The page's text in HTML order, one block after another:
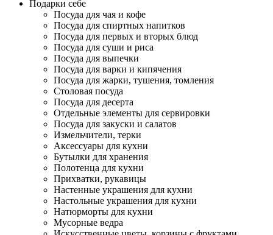
Подарки себе
Посуда для чая и кофе
Посуда для спиртных напитков
Посуда для первых и вторых блюд
Посуда для суши и риса
Посуда для выпечки
Посуда для варки и кипячения
Посуда для жарки, тушения, томления
Столовая посуда
Посуда для десерта
Отдельные элементы для сервировки
Посуда для закуски и салатов
Измельчители, терки
Аксессуары для кухни
Бутылки для хранения
Полотенца для кухни
Прихватки, рукавицы
Настенные украшения для кухни
Настольные украшения для кухни
Натюрморты для кухни
Мусорные ведра